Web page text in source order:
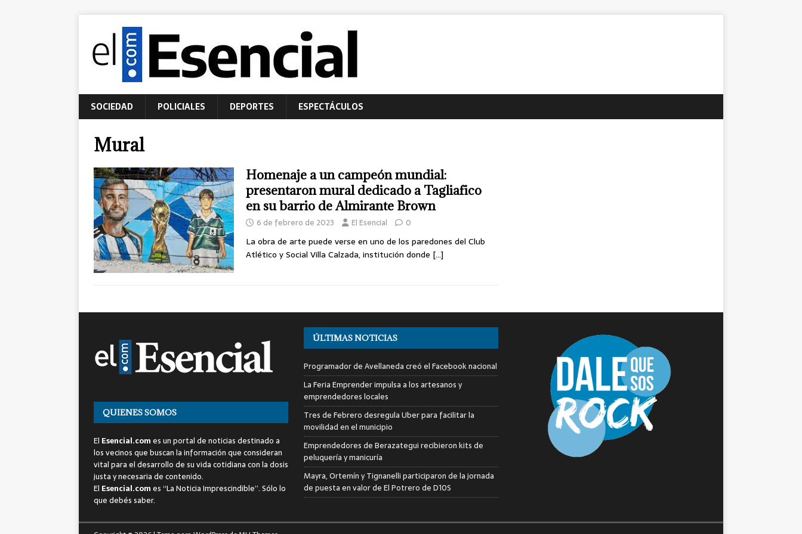
SOCIEDAD POLICIALES DEPORTES ESPECTÁCULOS
Mural
Homenaje a un campeón mundial:
presentaron mural dedicado a Tagliafico
en su barrio de Almirante Brown
6 de febrero de 2023 El Esencial 0
La obra de arte puede verse en uno de los paredones del Club
Atlético y Social Villa Calzada, institución donde […]
QUIENES SOMOS
El Esencial.comes un portal de noticias destinado a
los vecinos que buscan la información que consideran
vital para el desarrollo de su vida cotidiana con la dosis
justa y necesaria de contenido.
El Esencial.comes “La Noticia Imprescindible”. Sólo lo
que debés saber.
ÚLTIMAS NOTICIAS
Programador de Avellaneda creó el Facebook nacional
La Feria Emprender impulsa a los artesanos y
emprendedores locales
Tres de Febrero desregula Uber para facilitar la
movilidad en el municipio
Emprendedores de Berazategui recibieron kits de
peluquería y manicuría
Mayra, Ortemín y Tignanelli participaron de la jornada
de puesta en valor de El Potrero de D10S